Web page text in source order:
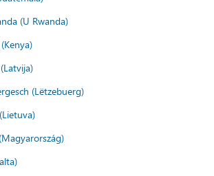
(U Rwanda)
(Lëtzebuerg)